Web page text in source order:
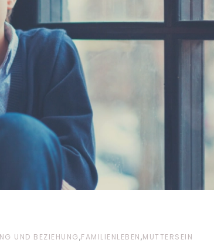
UND BEZIEHUNG,FAMILIENLEBEN,MUTTERSEIN